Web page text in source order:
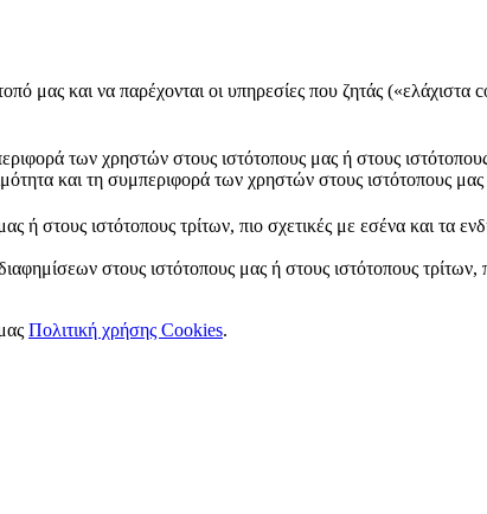
μας και να παρέχονται οι υπηρεσίες που ζητάς («ελάχιστα
των χρηστών στους ιστότοπους μας ή στους
και τη συμπεριφορά των χρηστών στους ιστότοπους μας
ή στους ιστότοπους τρίτων, πιο σχετικές με εσένα και τα
στους ιστότοπους μας ή στους ιστότοπους
Πολιτική χρήσης Cookies.